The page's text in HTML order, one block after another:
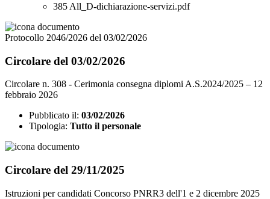
385 All_D-dichiarazione-servizi.pdf
Protocollo 2046/2026 del 03/02/2026
Circolare del 03/02/2026
Circolare n. 308 - Cerimonia consegna diplomi A.S.2024/2025 – 12
febbraio 2026
Pubblicato il: 03/02/2026
Tipologia: Tutto il personale
Circolare del 29/11/2025
Istruzioni per candidati Concorso PNRR3 dell'1 e 2 dicembre 2025